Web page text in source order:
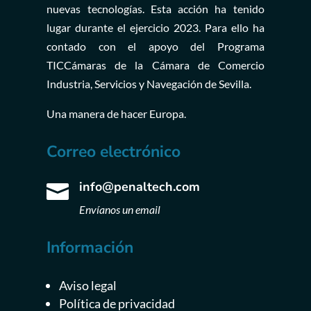
nuevas tecnologías. Esta acción ha tenido
lugar durante el ejercicio 2023. Para ello ha
contado con el apoyo del Programa
TICCámaras de la Cámara de Comercio
Industria, Servicios y Navegación de Sevilla.
Una manera de hacer Europa.
Correo electrónico
 info@penaltech.com
Envíanos un email
Información
Aviso legal
Política de privacidad